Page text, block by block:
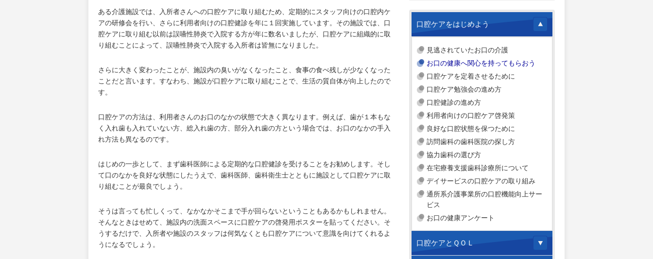
ある介護施設では、入所者さんへの口腔ケアに取り組むため、定期的にスタッフ向けの口腔内ケ
アの研修会を行い、さらに利用者向けの口腔健診を年に１回実施しています。その施設では、口
腔ケアに取り組む以前は誤嚥性肺炎で入院する方が年に数名いましたが、口腔ケアに組織的に取
り組むことによって、誤嚥性肺炎で入院する入所者は皆無になりました。
さらに大きく変わったことが、施設内の臭いがなくなったこと、食事の食べ残しが少なくなった
ことだと言います。すなわち、施設が口腔ケアに取り組むことで、生活の質自体が向上したので
す。
口腔ケアの方法は、利用者さんのお口のなかの状態で大きく異なります。例えば、歯が１本もな
く入れ歯も入れていない方、総入れ歯の方、部分入れ歯の方という場合では、お口のなかの手入
れ方法も異なるのです。
はじめの一歩として、まず歯科医師による定期的な口腔健診を受けることをお勧めします。そし
て口のなかを良好な状態にしたうえで、歯科医師、歯科衛生士とともに施設として口腔ケアに取
り組むことが最良でしょう。
そうは言っても忙しくって、なかなかそこまで手が回らないということもあるかもしれません。
そんなときはせめて、施設内の洗面スペースに口腔ケアの啓発用ポスターを貼ってください。そ
うするだけで、入所者や施設のスタッフは何気なくとも口腔ケアについて意識を向けてくれるよ
うになるでしょう。
口腔ケアをはじめよう
見逃されていたお口の介護
お口の健康へ関心を持ってもらおう
口腔ケアを定着させるために
口腔ケア勉強会の進め方
口腔健診の進め方
利用者向けの口腔ケア啓発策
良好な口腔状態を保つために
訪問歯科の歯科医院の探し方
協力歯科の選び方
在宅療養支援歯科診療所について
デイサービスの口腔ケアの取り組み
通所系介護事業所の口腔機能向上サー
ビス
お口の健康アンケート
口腔ケアとＱＯＬ